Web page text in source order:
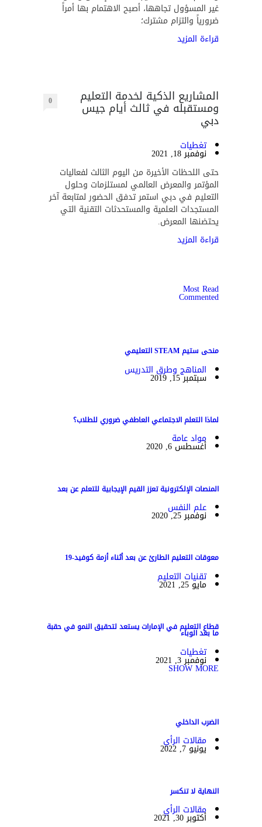
غير المسؤول تجاهها، أصبح الاهتمام بها أمراً
ضرورياً والتزام مشترك؛
قراءة المزيد
المشاريع الذكية لخدمة التعليم
ومستقبله في ثالث أيام جيس
دبي
0
تغطيات
نوفمبر 18, 2021
حتى اللحظات الأخيرة من اليوم الثالث لفعاليات
المؤتمر والمعرض العالمي لمستلزمات وحلول
التعليم في دبي استمر تدفق الحضور لمتابعة آخر
المستجدات العلمية والمستحدثات التقنية التي
يحتضنها المعرض.
قراءة المزيد
Most Read
Commented
منحى ستيم STEAM التعليمي
المناهج وطرق التدريس
سبتمبر 15, 2019
لماذا التعلم الاجتماعي العاطفي ضروري للطلاب؟
مواد عامة
أغسطس 6, 2020
المنصات الإلكترونية تعزز القيم الإيجابية للتعلم عن بعد
علم النفس
نوفمبر 25, 2020
معوقات التعليم الطارئ عن بعد أثناء أزمة كوفيد-19
تقنيات التعليم
مايو 25, 2021
قطاع التعليم في الإمارات يستعد لتحقيق النمو في حقبة
ما بعد الوباء
تغطيات
نوفمبر 3, 2021
SHOW MORE
الضرب الداخلي
مقالات الرأي
يونيو 7, 2022
النهاية لا تنكسر
مقالات الرأي
أكتوبر 30, 2021